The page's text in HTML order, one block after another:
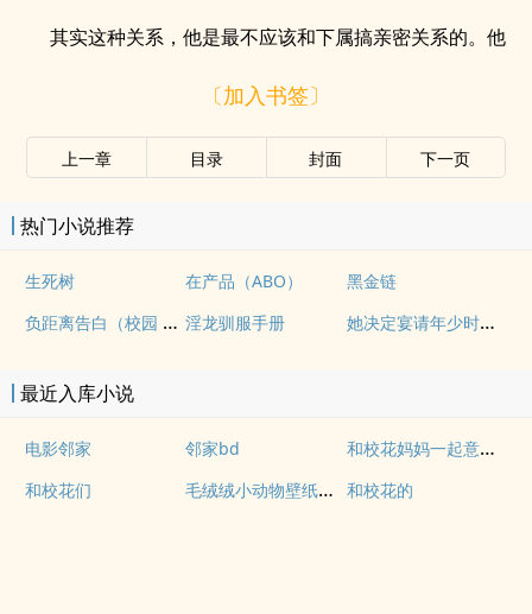
其实这种关系，他是最不应该和下属搞亲密关系的。他
〔加入书签〕
上一章 目录 封面 下一页
热门小说推荐
生死树 在产品（ABO） 黑金链
负距离告白（校园 h） 淫龙驯服手册 她决定宴请年少时的自己（1v1H）
最近入库小说
电影邻家 邻家bd 和校花妈妈一起意外流落荒岛沙雕视频
和校花们 毛绒绒小动物壁纸大全 和校花的